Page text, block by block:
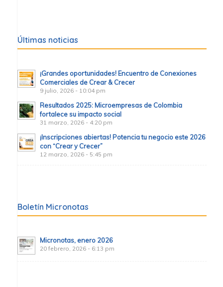
Últimas noticias
¡Grandes oportunidades! Encuentro de Conexiones
Comerciales de Crear & Crecer
9 julio, 2026 - 10:04 pm
Resultados 2025: Microempresas de Colombia
fortalece su impacto social
31 marzo, 2026 - 4:20 pm
¡Inscripciones abiertas! Potencia tu negocio este 2026
con “Crear y Crecer”
12 marzo, 2026 - 5:45 pm
Boletín Micronotas
Micronotas, enero 2026
20 febrero, 2026 - 6:13 pm